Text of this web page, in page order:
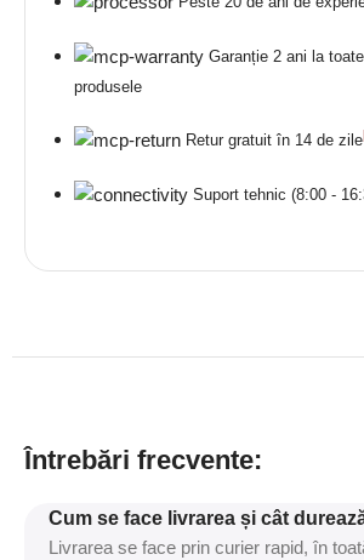
Garanție 2 ani la toate
produsele
Retur gratuit în 14 de zile
Suport tehnic (8:00 -
Întrebări frecvente:
Cum se face livrarea și cât
Livrarea se face prin curier rapid, în